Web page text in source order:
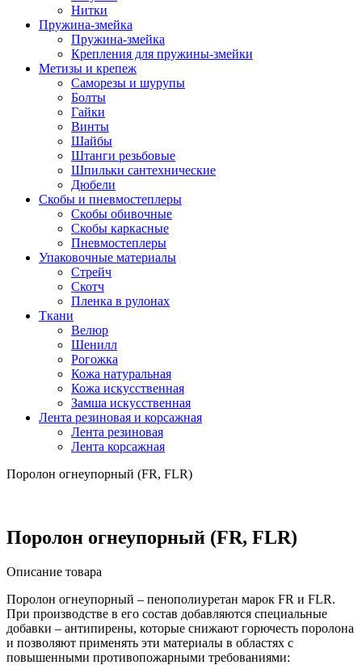
Нитки
Пружина-змейка
Пружина-змейка
Крепления для пружины-змейки
Метизы и крепеж
Саморезы и шурупы
Болты
Гайки
Винты
Шайбы
Штанги резьбовые
Шпильки сантехнические
Дюбели
Скобы и пневмостеплеры
Скобы обивочные
Скобы каркасные
Пневмостеплеры
Упаковочные материалы
Стрейч
Скотч
Пленка в рулонах
Ткани
Велюр
Шенилл
Рогожка
Кожа натуральная
Кожа искусственная
Замша искусственная
Лента резиновая и корсажная
Лента резиновая
Лента корсажная
Поролон огнеупорный (FR, FLR)
Поролон огнеупорный (FR, FLR)
Описание товара
Поролон огнеупорный – пенополиуретан марок FR и FLR.
При производстве в его состав добавляются специальные
добавки – антипирены, которые снижают горючесть поролона
и позволяют применять эти материалы в областях с
повышенными противопожарными требованиями: